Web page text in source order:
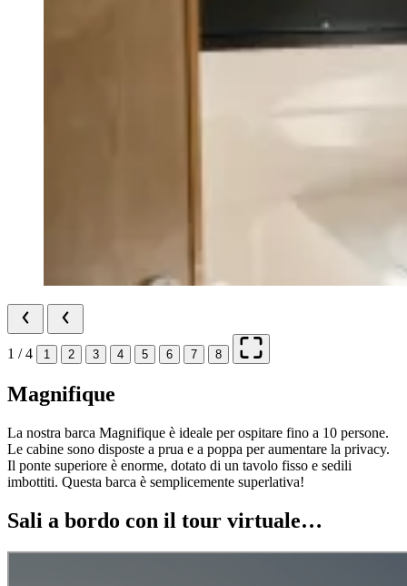
1 / 4 1 2 3 4 5 6 7 8
Magnifique
La nostra barca Magnifique è ideale per ospitare fino a 10 persone.
Le cabine sono disposte a prua e a poppa per aumentare la privacy.
Il ponte superiore è enorme, dotato di un tavolo fisso e sedili
imbottiti. Questa barca è semplicemente superlativa!
Sali a bordo con il tour virtuale…